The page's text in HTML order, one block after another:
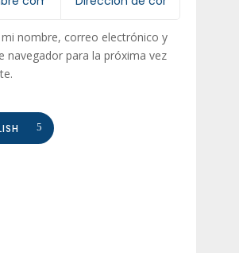
mi nombre, correo electrónico y
navegador para la próxima vez